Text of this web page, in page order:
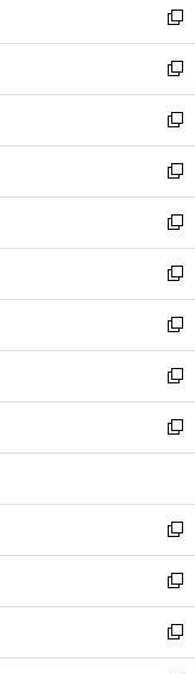
く
で
開
く
ド
ウ
で
開
く
い
ウ
ィ
ン
ド
ウ
で
開
く
新
し
い
ウ
ィ
ン
ド
ウ
で
開
く
新
し
い
ウ
ィ
ン
ド
ウ
で
開
く
新
し
い
ウ
ィ
ン
ド
ウ
で
開
く
新
し
い
ウ
ィ
ン
ド
ウ
で
開
く
新
し
い
ウ
ィ
ン
ド
ウ
で
開
新
し
い
ウ
ィ
ン
ド
ウ
開
く
新
し
い
ウ
ィ
ン
ウ
で
開
く
新
し
い
ウ
ン
ド
ウ
で
開
く
新
し
ウ
ィ
ン
ド
ウ
で
開
新
し
い
ウ
ィ
ン
新
し
い
ウ
新
し